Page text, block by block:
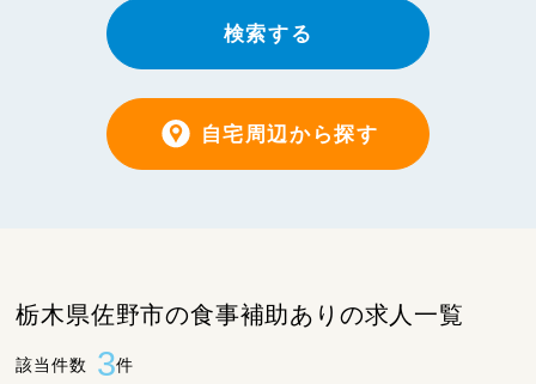
検索する
自宅周辺から探す
栃木県佐野市の食事補助ありの求人一覧
該当件数 3件